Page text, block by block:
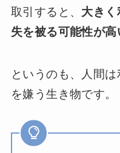
取引すると、 大きく
失を被る可能性が高
というのも、人間
を嫌う生き物です。